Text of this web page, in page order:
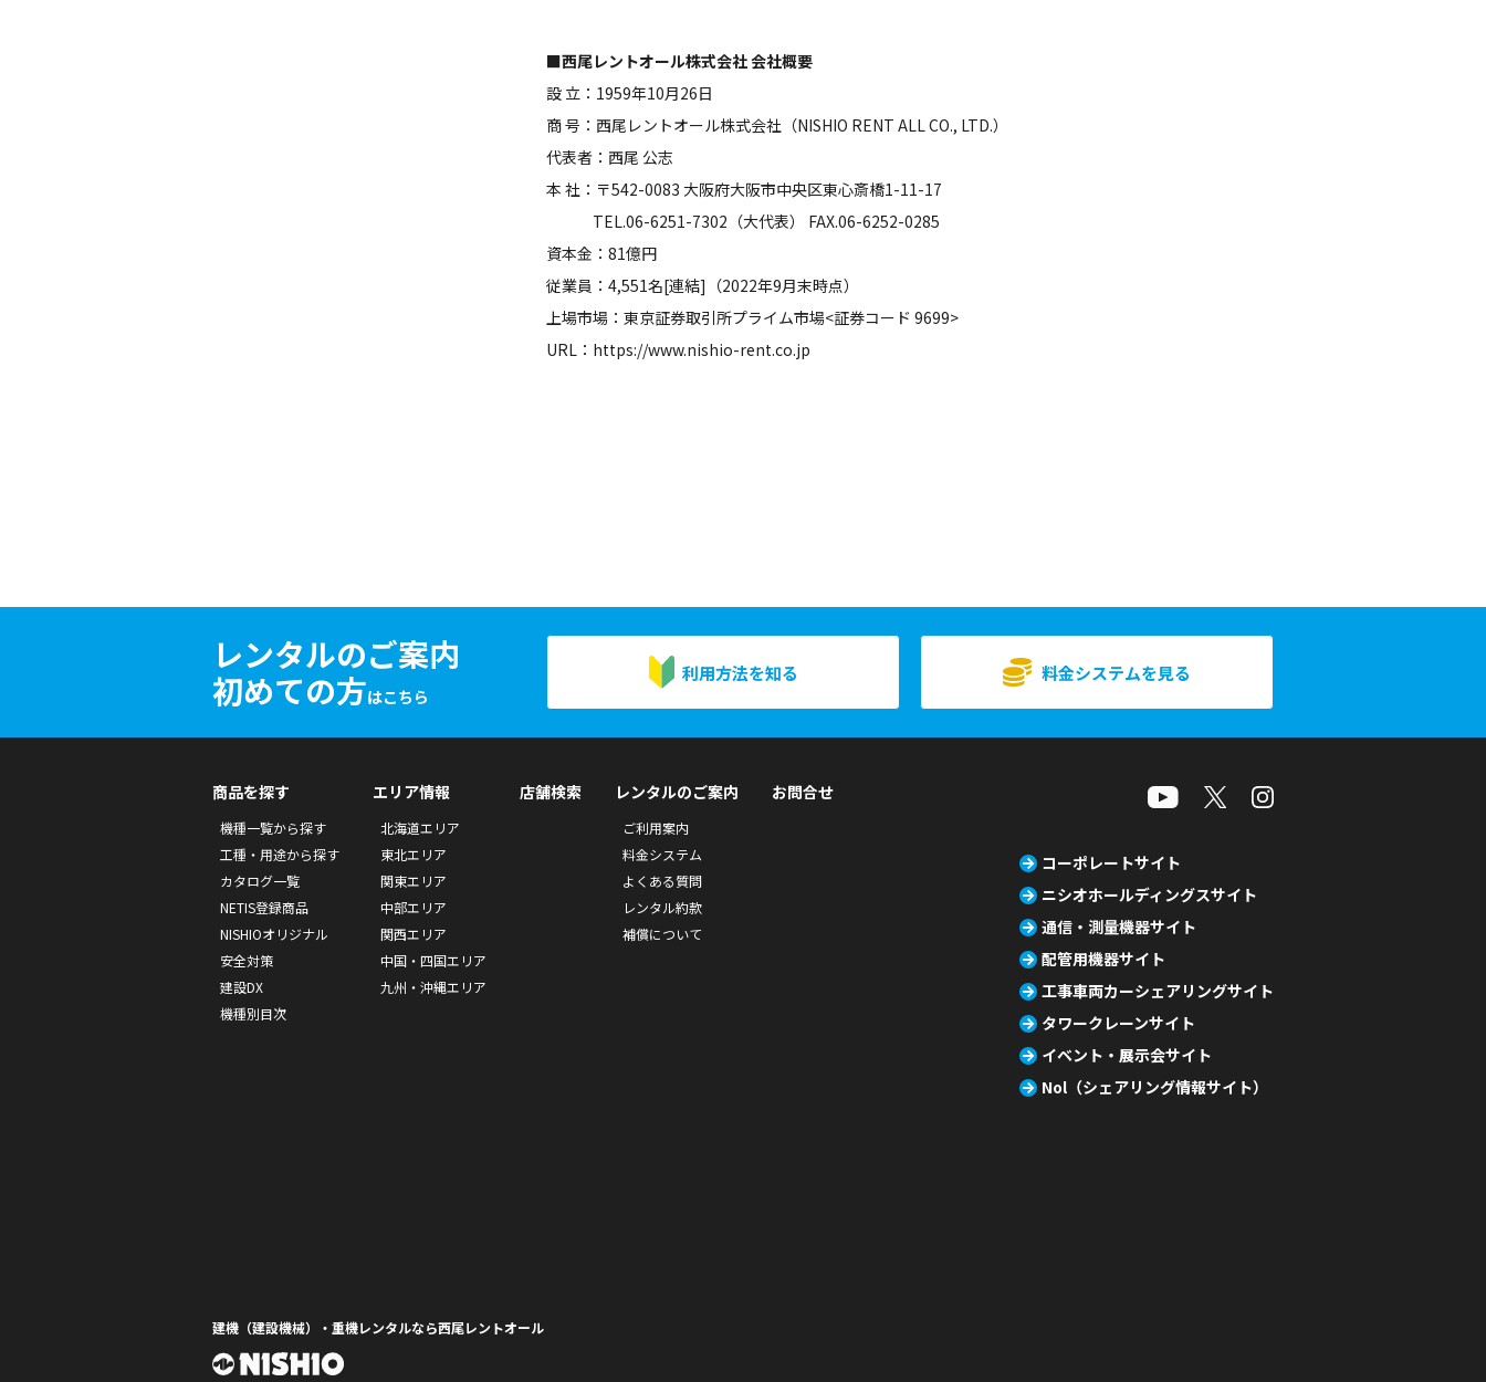
■西尾レントオール株式会社 会社概要
設 立：1959年10月26日
商 号：西尾レントオール株式会社（NISHIO RENT ALL CO., LTD.）
代表者：西尾 公志
本 社：〒542-0083 大阪府大阪市中央区東心斎橋1-11-17
TEL.06-6251-7302（大代表） FAX.06-6252-0285
資本金：81億円
従業員：4,551名[連結]（2022年9月末時点）
上場市場：東京証券取引所プライム市場<証券コード 9699>
URL：https://www.nishio-rent.co.jp
レンタルのご案内
初めての方はこちら
利用方法を知る 料金システムを見る
商品を探す
機種一覧から探す
工種・用途から探す
カタログ一覧
NETIS登録商品
NISHIOオリジナル
安全対策
建設DX
機種別目次
エリア情報
北海道エリア
東北エリア
関東エリア
中部エリア
関西エリア
中国・四国エリア
九州・沖縄エリア
店舗検索 レンタルのご案内
ご利用案内
料金システム
よくある質問
レンタル約款
補償について
お問合せ
コーポレートサイト
ニシオホールディングスサイト
通信・測量機器サイト
配管用機器サイト
工事車両カーシェアリングサイト
タワークレーンサイト
イベント・展示会サイト
Nol（シェアリング情報サイト）
建機（建設機械）・重機レンタルなら西尾レントオール